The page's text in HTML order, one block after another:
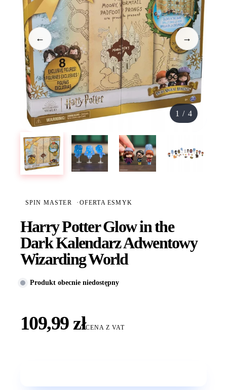
← →
1 / 4
SPIN MASTER · OFERTA ESMYK
Harry Potter Glow in the
Dark Kalendarz Adwentowy
Wizarding World
Produkt obecnie niedostępny
109,99 złCENA Z VAT